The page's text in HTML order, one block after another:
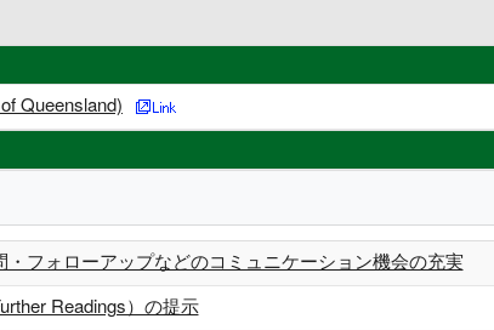
Queensland)
フォローアップなどのコミュニケーション機会の充実
Readings）の提示